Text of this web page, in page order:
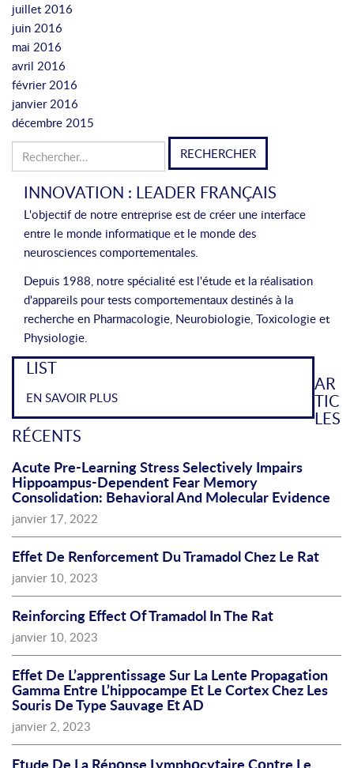
juillet 2016
juin 2016
mai 2016
avril 2016
février 2016
janvier 2016
décembre 2015
Rechercher :
INNOVATION : LEADER FRANÇAIS
L'objectif de notre entreprise est de créer une interface
entre le monde informatique et le monde des
neurosciences comportementales.
Depuis 1988, notre spécialité est l'étude et la réalisation
d'appareils pour tests comportementaux destinés à la
recherche en Pharmacologie, Neurobiologie, Toxicologie et
Physiologie.
LIST
EN SAVOIR PLUS
AR
TIC
LES
RÉCENTS
Acute Pre-Learning Stress Selectively Impairs
Hippoampus-Dependent Fear Memory
Consolidation: Behavioral And Molecular Evidence
janvier 17, 2022
Effet De Renforcement Du Tramadol Chez Le Rat
janvier 10, 2023
Reinforcing Effect Of Tramadol In The Rat
janvier 10, 2023
Effet De L’apprentissage Sur La Lente Propagation
Gamma Entre L’hippocampe Et Le Cortex Chez Les
Souris De Type Sauvage Et AD
janvier 2, 2023